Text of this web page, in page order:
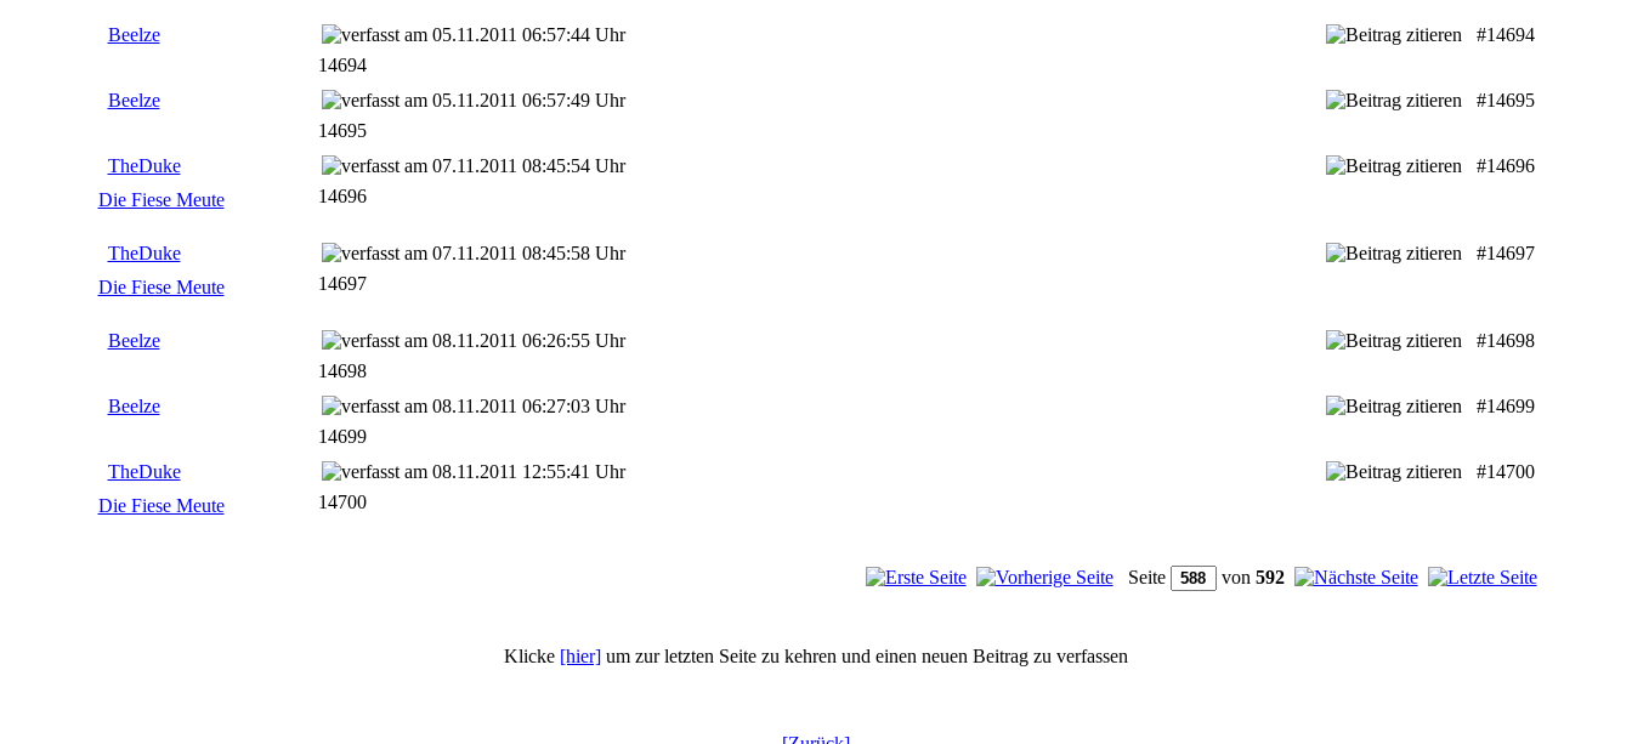
Beelze 05.11.2011 06:57:44 Uhr
#14694
14694
Beelze
05.11.2011 06:57:49 Uhr
#14695
14695
TheDuke
07.11.2011 08:45:54 Uhr
#14696
Die Fiese Meute
14696
TheDuke 07.11.2011 08:45:58 Uhr
#14697
Die Fiese Meute
14697
Beelze 08.11.2011 06:26:55 Uhr
#14698
14698
Beelze
08.11.2011 06:27:03 Uhr
#14699
14699
TheDuke
08.11.2011 12:55:41 Uhr
#14700
Die Fiese Meute
14700
Seite von 592
Klicke [hier] um zur letzten Seite zu kehren und einen neuen Beitrag zu verfassen